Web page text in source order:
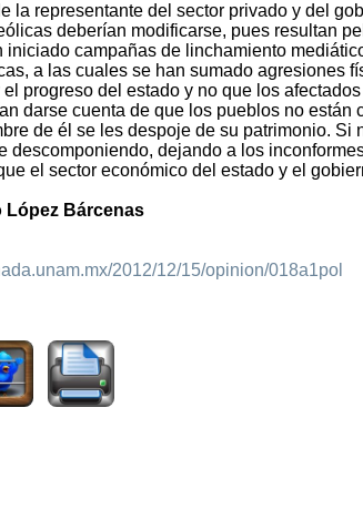
la representante del sector privado y del
deberían modificarse, pues resultan
iniciado campañas de linchamiento
a las cuales se han sumado agresiones
progreso del estado y no que los
darse cuenta de que los pueblos no
de él se les despoje de su patrimonio.
descomponiendo, dejando a los
el sector económico del estado y el
López Bárcenas
2012/12/15/opinion/018a1pol